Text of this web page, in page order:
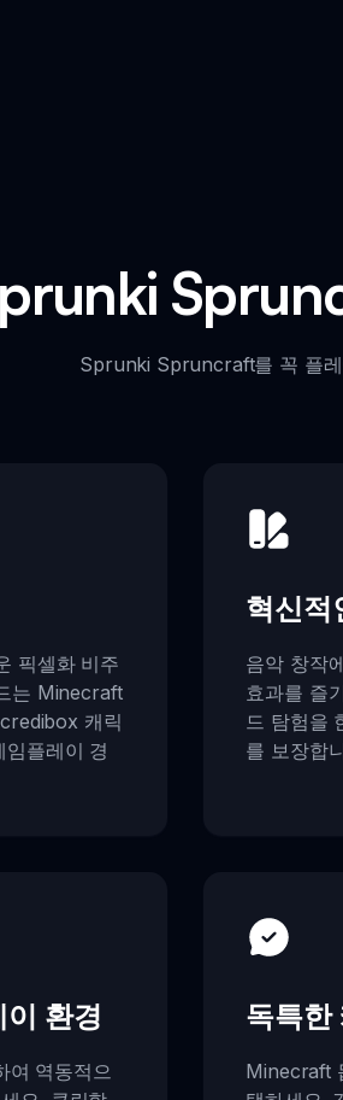
Sprunki Spruncraft를 꼭 플레
픽셀화 비주
는 Minecraft
캐릭
플레이 경
혁신적
음악 창작
효과를 즐
드 탐험을
를 보장합
환경
여 역동적으
독특한
Minecraft